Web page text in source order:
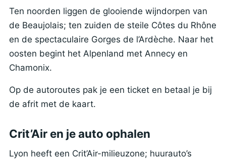
Ten noorden liggen de glooiende wijndorpen van
de Beaujolais; ten zuiden de steile Côtes du Rhône
en de spectaculaire Gorges de l’Ardèche. Naar het
oosten begint het Alpenland met Annecy en
Chamonix.
Op de autoroutes pak je een ticket en betaal je bij
de afrit met de kaart.
Crit’Air en je auto ophalen
Lyon heeft een Crit’Air-milieuzone; huurauto’s